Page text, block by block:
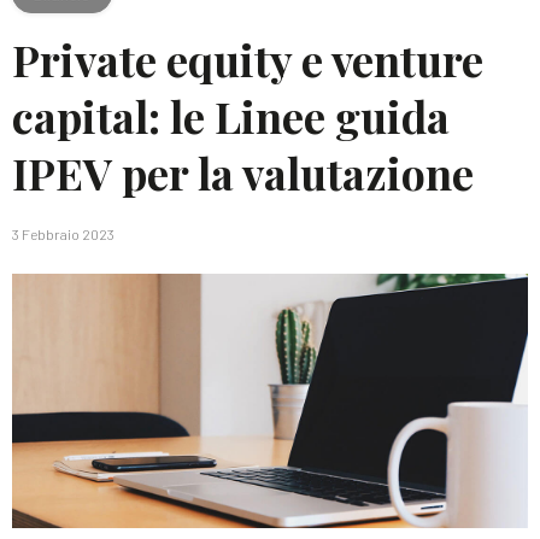
Private equity e venture
capital: le Linee guida
IPEV per la valutazione
3 Febbraio 2023